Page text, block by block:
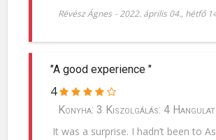
Révész Ágnes -2022. április 04., hétfő
"A good experience "
4
Konyha: 3 Kiszolgálás: 4
It was a surprise. I hadn’t been to